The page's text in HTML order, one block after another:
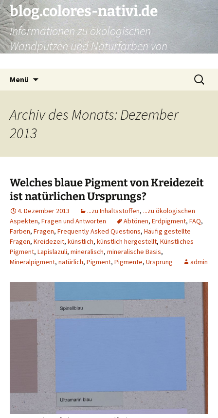
Zum
Inhalt
springen
blog.colores-nativi.de
Informationen zu ökologischen
Wandputzen und Naturfarben von
Menü
Suchen
nach:
Archiv des Monats: Dezember
2013
Welches blaue Pigment von Kreidezeit
ist natürlichen Ursprungs?
4. Dezember 2013 ...zu Inhaltsstoffen, ...zu ökologischen
Aspekten, Fragen und Antworten Abtönen, Erdpigment, FAQ,
Farben, Fragen, Frequently Asked Questions, Häufig gestellte
Fragen, Kreidezeit, künstlich, künstlich hergestellt, Künstliches
Pigment, Lapislazuli, mineralisch, mineralische Basis,
Mineralpigment, natürlich, Pigment, Pigmente, Ursprung admin